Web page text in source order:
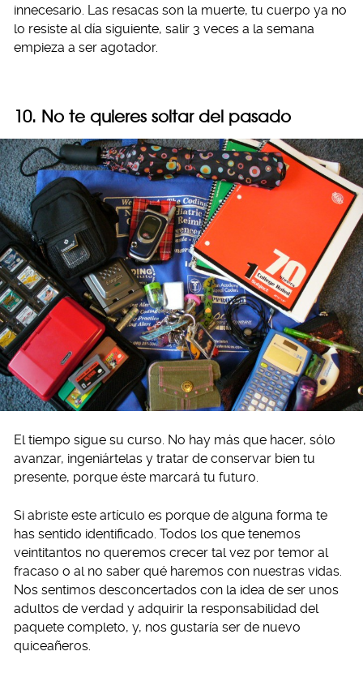
innecesario. Las resacas son la muerte, tu cuerpo ya no
lo resiste al día siguiente, salir 3 veces a la semana
empieza a ser agotador.
10. No te quieres soltar del pasado
El tiempo sigue su curso. No hay más que hacer, sólo
avanzar, ingeniártelas y tratar de conservar bien tu
presente, porque éste marcará tu futuro.
Si abriste este artículo es porque de alguna forma te
has sentido identificado. Todos los que tenemos
veintitantos no queremos crecer tal vez por temor al
fracaso o al no saber qué haremos con nuestras vidas.
Nos sentimos desconcertados con la idea de ser unos
adultos de verdad y adquirir la responsabilidad del
paquete completo, y, nos gustaría ser de nuevo
quiceañeros.